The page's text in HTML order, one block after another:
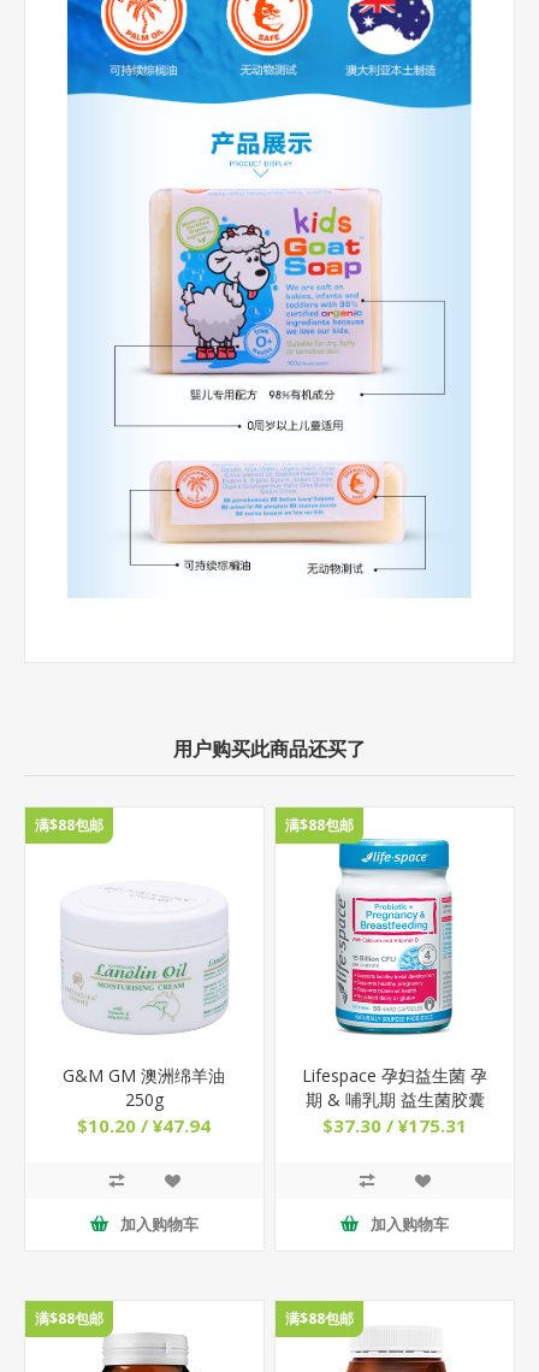
用户购买此商品还买了
满$88包邮
G&M GM 澳洲绵羊油
250g
$10.20 / ¥47.94
加入购物车
满$88包邮
Lifespace 孕妇益生菌 孕
期 & 哺乳期 益生菌胶囊
50粒
$37.30 / ¥175.31
加入购物车
满$88包邮 满$88包邮